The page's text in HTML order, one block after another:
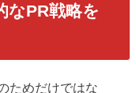
なPR戦略を
ためだけではな